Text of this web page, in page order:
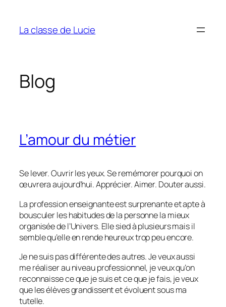
contenu
La classe de Lucie
Blog
L’amour du métier
Se lever. Ouvrir les yeux. Se remémorer pourquoi on
œuvrera aujourd’hui. Apprécier. Aimer. Douter aussi.
La profession enseignante est surprenante et apte à
bousculer les habitudes de la personne la mieux
organisée de l’Univers. Elle sied à plusieurs mais il
semble qu’elle en rende heureux trop peu encore.
Je ne suis pas différente des autres. Je veux aussi
me réaliser au niveau professionnel, je veux qu’on
reconnaisse ce que je suis et ce que je fais, je veux
que les élèves grandissent et évoluent sous ma
tutelle.